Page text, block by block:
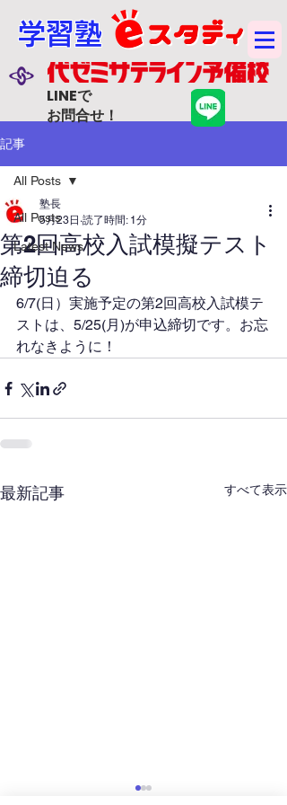
学習塾
LINEで
お問合せ！
記事
All Posts
Latest News
All Posts
第2回高校入試模擬テスト
締切迫る
塾長
5月23日 読了時間: 1分
6/7(日）実施予定の第2回高校入試模テ
ストは、5/25(月)が申込締切です。お忘
れなきように！
最新記事 すべて表示